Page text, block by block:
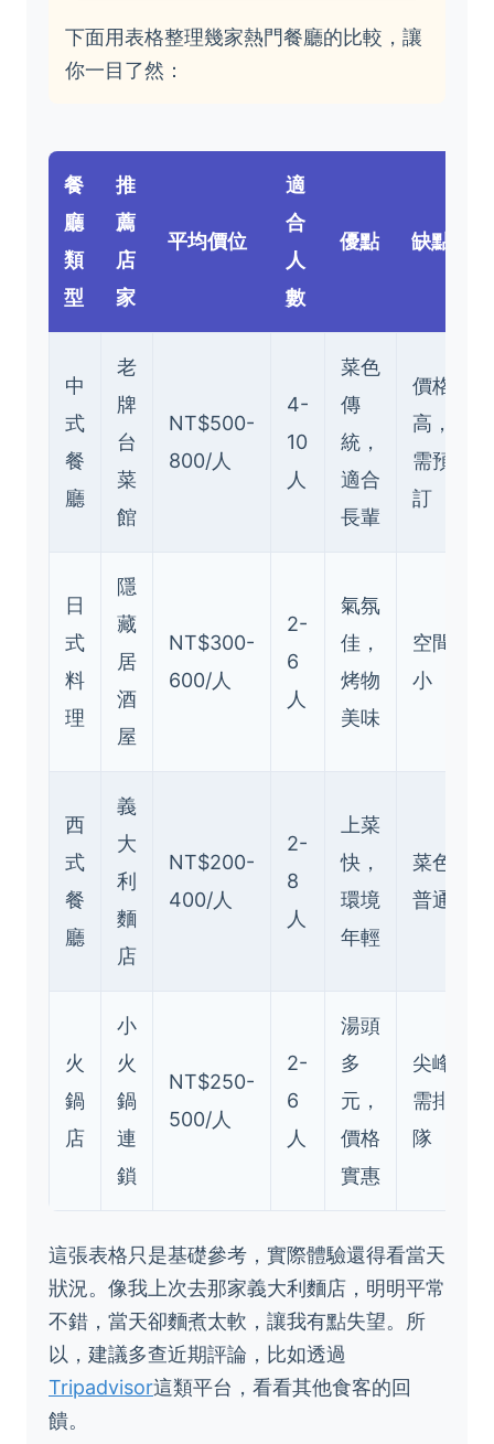
下面用表格整理幾家熱門餐廳的比較，讓
你一目了然：
餐
廳
類
型
推
薦
店
家
平均價位
適
合
人
數
優點 缺點
中
式
餐
廳
老
牌
台
菜
館
NT$500-
800/人
4-
10
人
菜色
傳
統，
適合
長輩
價格
高，
需預
訂
日
式
料
理
隱
藏
居
酒
屋
NT$300-
600/人
2-
6
人
氣氛
佳，
烤物
美味
空間
小
西
式
餐
廳
義
大
利
麵
店
NT$200-
400/人
2-
8
人
上菜
快，
環境
年輕
菜色
普通
火
鍋
店
小
火
鍋
連
鎖
NT$250-
500/人
2-
6
人
湯頭
多
元，
價格
實惠
尖峰
需排
隊
這張表格只是基礎參考，實際體驗還得看當天
狀況。像我上次去那家義大利麵店，明明平常
不錯，當天卻麵煮太軟，讓我有點失望。所
以，建議多查近期評論，比如透過
Tripadvisor這類平台，看看其他食客的回
饋。